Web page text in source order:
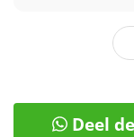
Deel